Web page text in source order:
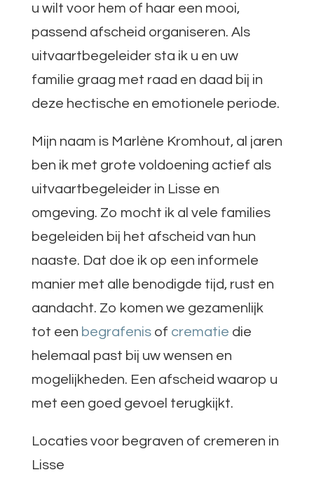
u wilt voor hem of haar een mooi,
passend afscheid organiseren. Als
uitvaartbegeleider sta ik u en uw
familie graag met raad en daad bij in
deze hectische en emotionele periode.
Mijn naam is Marlène Kromhout, al jaren
ben ik met grote voldoening actief als
uitvaartbegeleider in Lisse en
omgeving. Zo mocht ik al vele families
begeleiden bij het afscheid van hun
naaste. Dat doe ik op een informele
manier met alle benodigde tijd, rust en
aandacht. Zo komen we gezamenlijk
tot een begrafenisof crematie die
helemaal past bij uw wensen en
mogelijkheden. Een afscheid waarop u
met een goed gevoel terugkijkt.
Locaties voor begraven of cremeren in
Lisse